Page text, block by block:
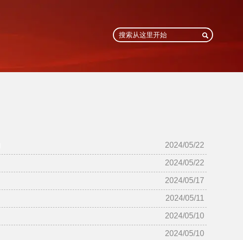

2024/05/22
2024/05/22
2024/05/17
2024/05/11
2024/05/10
2024/05/10